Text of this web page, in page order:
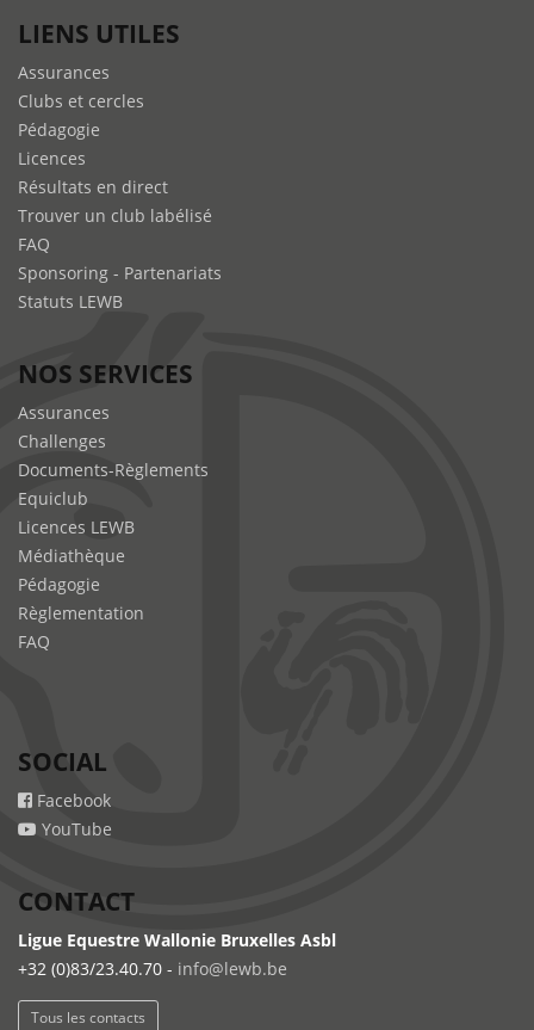
LIENS UTILES
Assurances
Clubs et cercles
Pédagogie
Licences
Résultats en direct
Trouver un club labélisé
FAQ
Sponsoring - Partenariats
Statuts LEWB
NOS SERVICES
Assurances
Challenges
Documents-Règlements
Equiclub
Licences LEWB
Médiathèque
Pédagogie
Règlementation
FAQ
SOCIAL
Facebook
YouTube
CONTACT
Ligue Equestre Wallonie Bruxelles Asbl
+32 (0)83/23.40.70 - info@lewb.be
Tous les contacts